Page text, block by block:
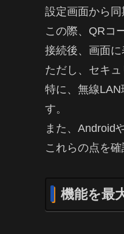
設定画面から同
この際、QRコ
接続後、画面
ただし、セキュ
特に、無線
す。
また、Android
これらの点を
機能を最